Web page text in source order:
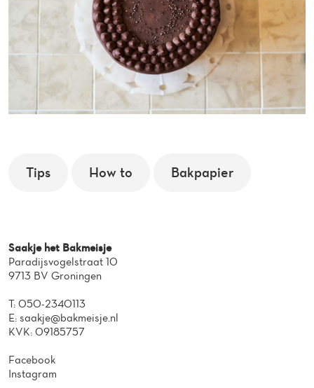
Tips How to Bakpapier
Saakje het Bakmeisje
Paradijsvogelstraat 10
9713 BV Groningen
T: 050-2340113
E: saakje@bakmeisje.nl
KVK: 09185757
Facebook
Instagram